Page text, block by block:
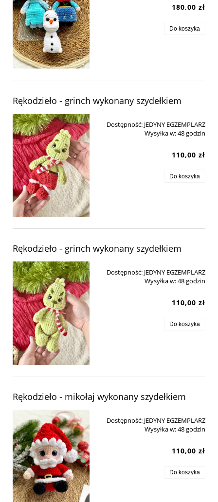
180,00 zł
Do koszyka
Rękodzieło - grinch wykonany szydełkiem
Dostępność: JEDYNY EGZEMPLARZ
Wysyłka w:48 godzin
110,00 zł
Do koszyka
Rękodzieło - grinch wykonany szydełkiem
Dostępność: JEDYNY EGZEMPLARZ
Wysyłka w:48 godzin
110,00 zł
Do koszyka
Rękodzieło - mikołaj wykonany szydełkiem
Dostępność: JEDYNY EGZEMPLARZ
Wysyłka w:48 godzin
110,00 zł
Do koszyka